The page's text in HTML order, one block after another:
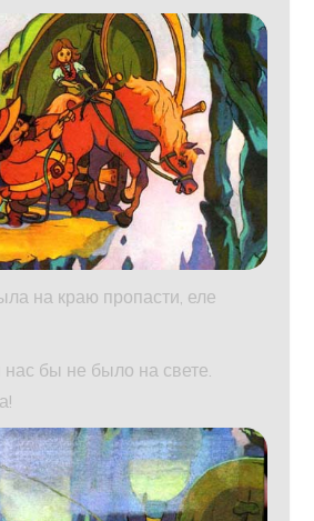
на краю пропасти, еле
бы не было на свете.